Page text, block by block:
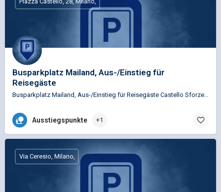
Busparkplatz Mailand, Aus-/Einstieg für
Reisegäste
Ausstiegspunkte +1
Via Ceresio, Milano,